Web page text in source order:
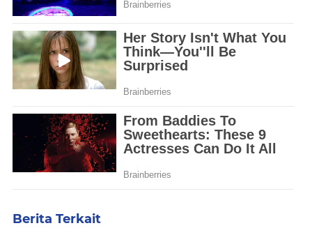
Berita Terkait